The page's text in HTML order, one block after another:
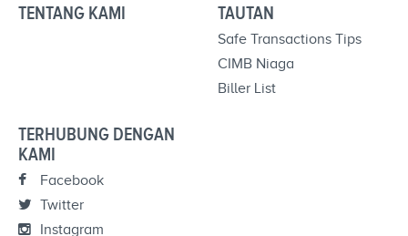
TENTANG KAMI TAUTAN
Safe Transactions Tips
CIMB Niaga
Biller List
TERHUBUNG DENGAN
KAMI
Facebook
Twitter
Instagram